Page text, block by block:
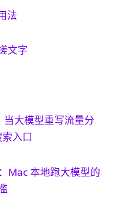
法
文字
当大模型重写流量分
入口
Mac 本地跑大模型的